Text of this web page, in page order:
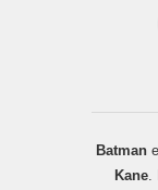
Batman
Kane.